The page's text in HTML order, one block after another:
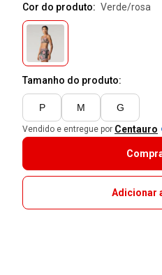
Cor do produto:
verde/rosa
Tamanho do produto:
P M G
Vendido e entregue por Centauro
Adicionar